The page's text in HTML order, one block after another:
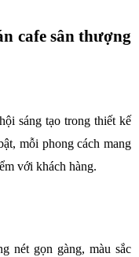
cafe sân thượng
sáng tạo trong thiết kế
mỗi phong cách mang
với khách hàng.
nét gọn gàng, màu sắc